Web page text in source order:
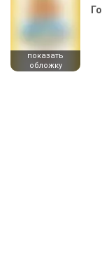
показать
обложку